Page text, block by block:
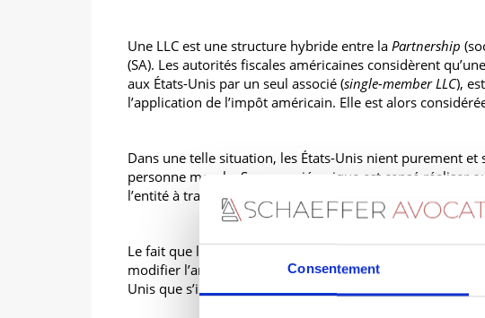
Consentement
Une LLC est une structure hybride entre la Partnership
(SA). Les autorités fiscales américaines considèrent
aux États-Unis par un seul associé (single-member LLC),
l’application de l’impôt américain. Elle est alors
Dans une telle situation, les États-Unis nient purement et
personne morale. Son associé unique est censé réaliser
l’entité à travers laquelle ils sont perçus n’avait jamais
Le fait que le revenu soit réalisé au travers d’une LLC à
modifier l’analyse. L’associé unique en question ne sera
Unis que s’il peut être considéré comme ETBUS.